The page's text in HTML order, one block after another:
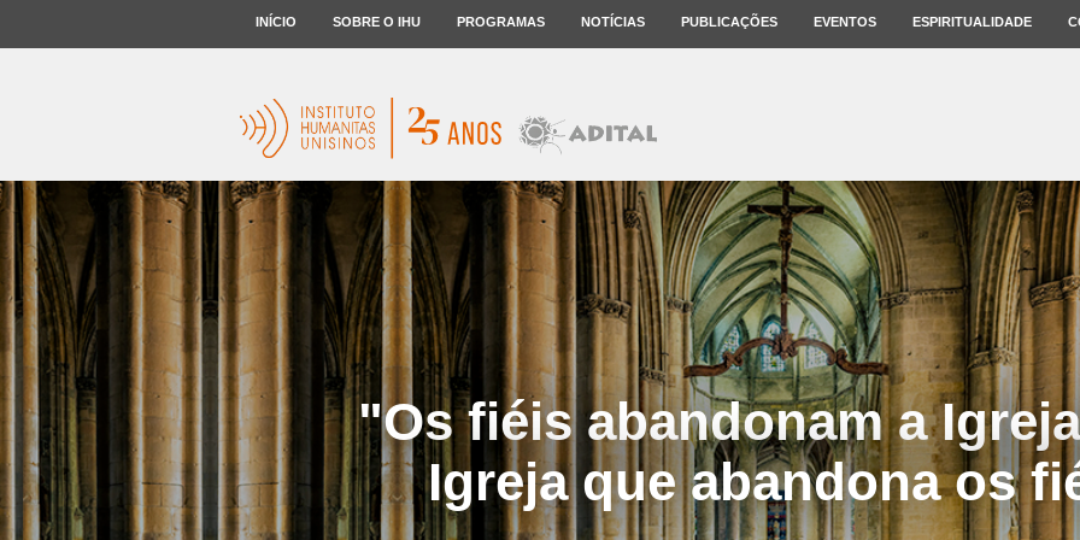
INÍCIO SOBRE O IHU PROGRAMAS NOTÍCIAS PUBLICAÇÕES EVENTOS ESPIRITUALIDADE
"Os fiéis abandonam a
Igreja que abandona os